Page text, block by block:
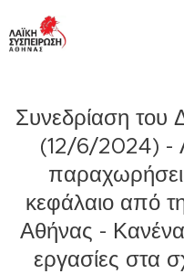
Συνεδρίαση του
(12/6/2024) -
κεφάλαιο από
Αθήνας -
εργασίες στα